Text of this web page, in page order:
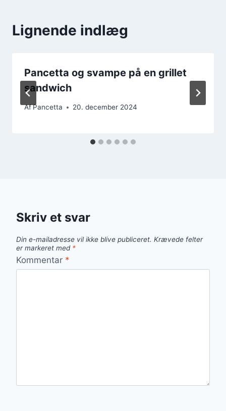
Lignende indlæg
Pancetta og svampe på en grillet
sandwich
AfPancetta 20. december 2024
Skriv et svar
Din e-mailadresse vil ikke blive publiceret. Krævede felter
er markeret med *
Kommentar *